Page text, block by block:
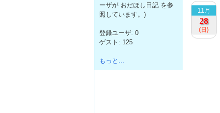
11月
28
(日)
ーザが おだほし日記 を参
照しています。)
登録ユーザ: 0
ゲスト: 125
もっと...